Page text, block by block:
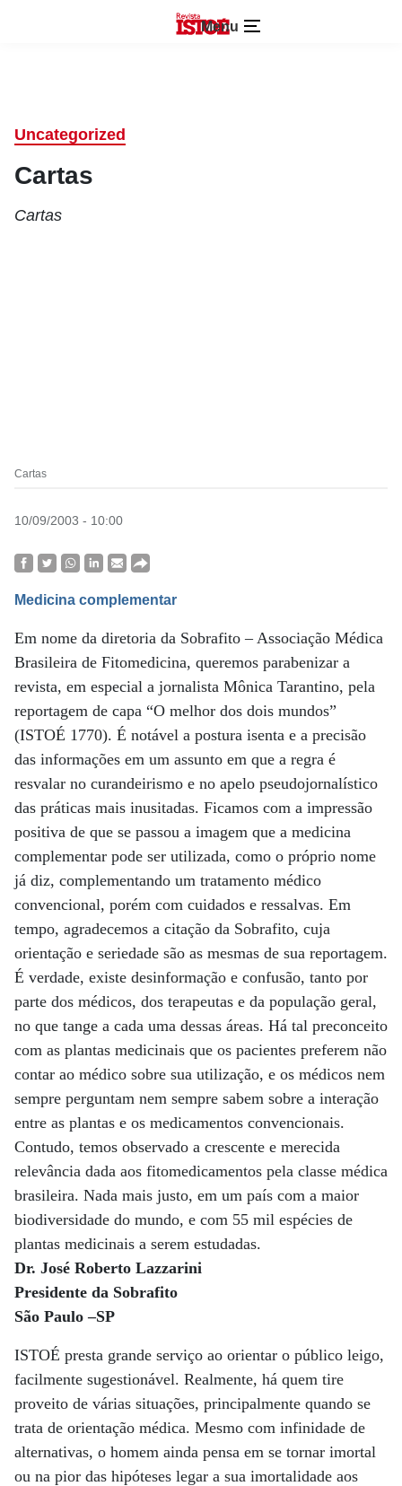
Menu
Uncategorized
Cartas
Cartas
Cartas
10/09/2003 - 10:00
Medicina complementar
Em nome da diretoria da Sobrafito – Associação Médica
Brasileira de Fitomedicina, queremos parabenizar a
revista, em especial a jornalista Mônica Tarantino, pela
reportagem de capa “O melhor dos dois mundos”
(ISTOÉ 1770). É notável a postura isenta e a precisão
das informações em um assunto em que a regra é
resvalar no curandeirismo e no apelo pseudojornalístico
das práticas mais inusitadas. Ficamos com a impressão
positiva de que se passou a imagem que a medicina
complementar pode ser utilizada, como o próprio nome
já diz, complementando um tratamento médico
convencional, porém com cuidados e ressalvas. Em
tempo, agradecemos a citação da Sobrafito, cuja
orientação e seriedade são as mesmas de sua reportagem.
É verdade, existe desinformação e confusão, tanto por
parte dos médicos, dos terapeutas e da população geral,
no que tange a cada uma dessas áreas. Há tal preconceito
com as plantas medicinais que os pacientes preferem não
contar ao médico sobre sua utilização, e os médicos nem
sempre perguntam nem sempre sabem sobre a interação
entre as plantas e os medicamentos convencionais.
Contudo, temos observado a crescente e merecida
relevância dada aos fitomedicamentos pela classe médica
brasileira. Nada mais justo, em um país com a maior
biodiversidade do mundo, e com 55 mil espécies de
plantas medicinais a serem estudadas.
Dr. José Roberto Lazzarini
Presidente da Sobrafito
São Paulo –SP
ISTOÉ presta grande serviço ao orientar o público leigo,
facilmente sugestionável. Realmente, há quem tire
proveito de várias situações, principalmente quando se
trata de orientação médica. Mesmo com infinidade de
alternativas, o homem ainda pensa em se tornar imortal
ou na pior das hipóteses legar a sua imortalidade aos